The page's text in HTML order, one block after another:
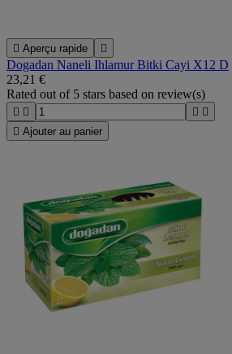
 Aperçu rapide 
Dogadan Naneli Ihlamur Bitki Cayi X12 D
23,21 €
Rated out of 5 stars based on review(s)
   
 Ajouter au panier